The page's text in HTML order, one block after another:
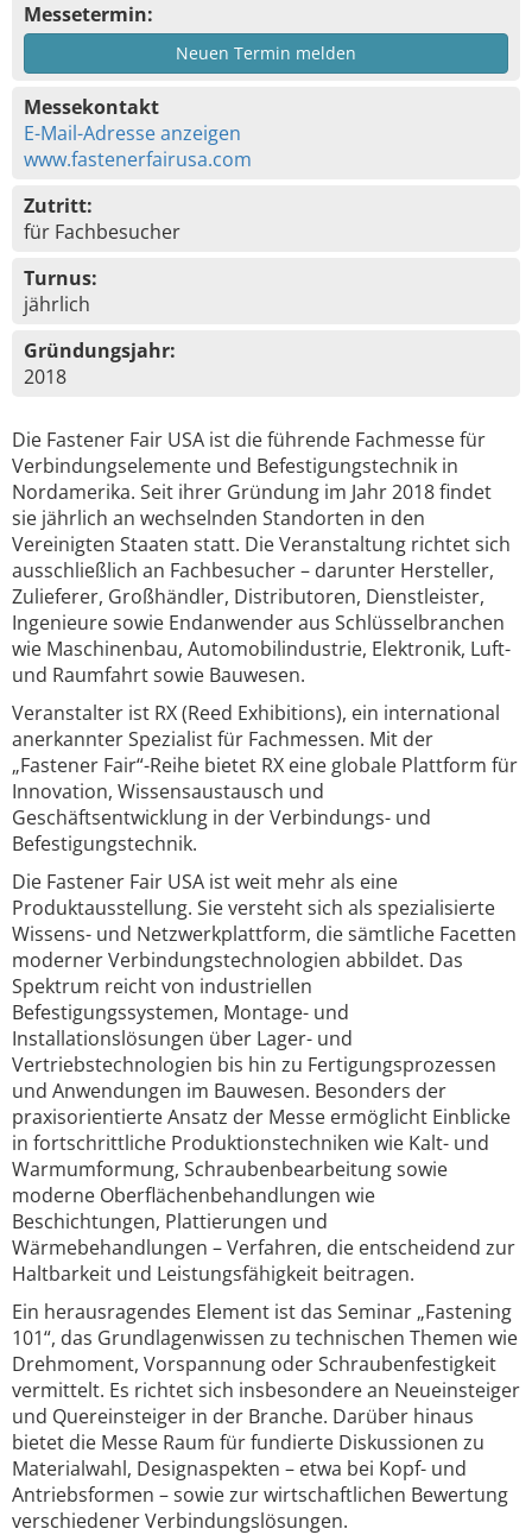
Messetermin:
Neuen Termin melden
Messekontakt
E-Mail-Adresse anzeigen
www.fastenerfairusa.com
Zutritt:
für Fachbesucher
Turnus:
jährlich
Gründungsjahr:
2018
Die Fastener Fair USA ist die führende Fachmesse für
Verbindungselemente und Befestigungstechnik in
Nordamerika. Seit ihrer Gründung im Jahr 2018 findet
sie jährlich an wechselnden Standorten in den
Vereinigten Staaten statt. Die Veranstaltung richtet sich
ausschließlich an Fachbesucher – darunter Hersteller,
Zulieferer, Großhändler, Distributoren, Dienstleister,
Ingenieure sowie Endanwender aus Schlüsselbranchen
wie Maschinenbau, Automobilindustrie, Elektronik, Luft-
und Raumfahrt sowie Bauwesen.
Veranstalter ist RX (Reed Exhibitions), ein international
anerkannter Spezialist für Fachmessen. Mit der
„Fastener Fair“-Reihe bietet RX eine globale Plattform für
Innovation, Wissensaustausch und
Geschäftsentwicklung in der Verbindungs- und
Befestigungstechnik.
Die Fastener Fair USA ist weit mehr als eine
Produktausstellung. Sie versteht sich als spezialisierte
Wissens- und Netzwerkplattform, die sämtliche Facetten
moderner Verbindungstechnologien abbildet. Das
Spektrum reicht von industriellen
Befestigungssystemen, Montage- und
Installationslösungen über Lager- und
Vertriebstechnologien bis hin zu Fertigungsprozessen
und Anwendungen im Bauwesen. Besonders der
praxisorientierte Ansatz der Messe ermöglicht Einblicke
in fortschrittliche Produktionstechniken wie Kalt- und
Warmumformung, Schraubenbearbeitung sowie
moderne Oberflächenbehandlungen wie
Beschichtungen, Plattierungen und
Wärmebehandlungen – Verfahren, die entscheidend zur
Haltbarkeit und Leistungsfähigkeit beitragen.
Ein herausragendes Element ist das Seminar „Fastening
101“, das Grundlagenwissen zu technischen Themen wie
Drehmoment, Vorspannung oder Schraubenfestigkeit
vermittelt. Es richtet sich insbesondere an Neueinsteiger
und Quereinsteiger in der Branche. Darüber hinaus
bietet die Messe Raum für fundierte Diskussionen zu
Materialwahl, Designaspekten – etwa bei Kopf- und
Antriebsformen – sowie zur wirtschaftlichen Bewertung
verschiedener Verbindungslösungen.